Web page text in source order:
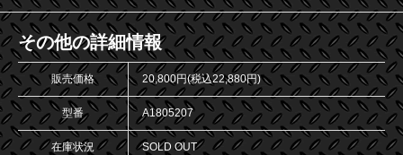
その他の詳細情報
販売価格 20,800円(税込22,880円)
型番 A1805207
在庫状況 SOLD OUT